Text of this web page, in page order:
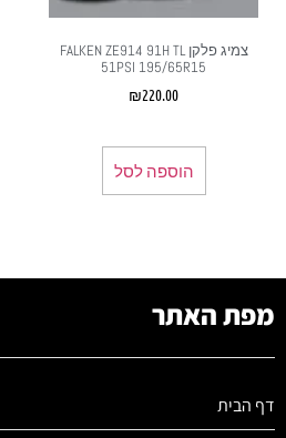
צמיג פלקן FALKEN ZE914 91H TL
51PSI 195/65R15
₪220.00
הוספה לסל
מפת האתר
דף הבית